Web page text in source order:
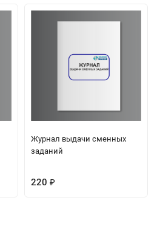
Журнал выдачи сменных
заданий
220 ₽